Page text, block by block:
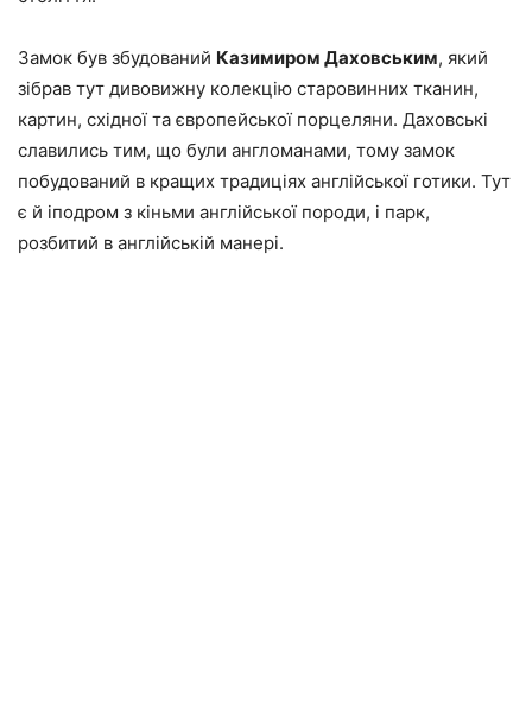
Замок був збудований Казимиром Даховським, який
зібрав тут дивовижну колекцію старовинних тканин,
картин, східної та європейської порцеляни. Даховські
славились тим, що були англоманами, тому замок
побудований в кращих традиціях англійської готики. Тут
є й іподром з кіньми англійської породи, і парк,
розбитий в англійській манері.